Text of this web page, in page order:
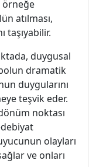
örneğe
atılması,
taşıyabilir.
duygusal
dramatik
duygularını
teşvik eder.
noktası
olayları
ve onları